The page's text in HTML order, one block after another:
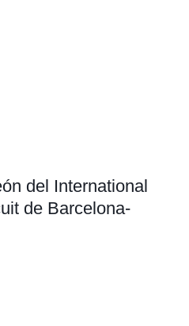
del International
de Barcelona-